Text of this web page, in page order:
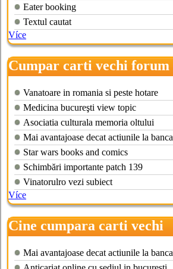
Eater booking
Textul cautat
Více
Cumpar carti vechi forum
Vanatoare in romania si peste hotare
Medicina bucureşti view topic
Asociatia culturala memoria oltului
Mai avantajoase decat actiunile la banca
Star wars books and comics
Schimbări importante patch 139
Vinatorulro vezi subiect
Více
Cine cumpara carti vechi
timisoara
Mai avantajoase decat actiunile la banca